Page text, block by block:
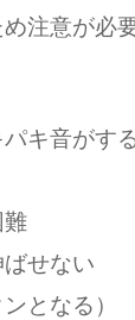
注意が必要
キ音がする
難
ばせない
となる）